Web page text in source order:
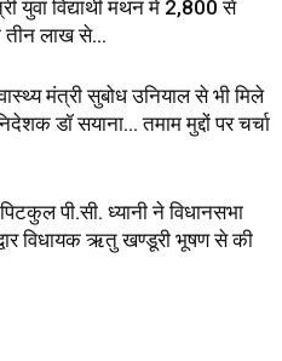
युवा विद्यार्थी मंथन में 2,800 से
लाख से...
मंत्री सुबोध उनियाल से भी मिले
डॉ सयाना… तमाम मुद्दों पर चर्चा
पी.सी. ध्यानी ने विधानसभा
विधायक ऋतु खण्डूरी भूषण से की